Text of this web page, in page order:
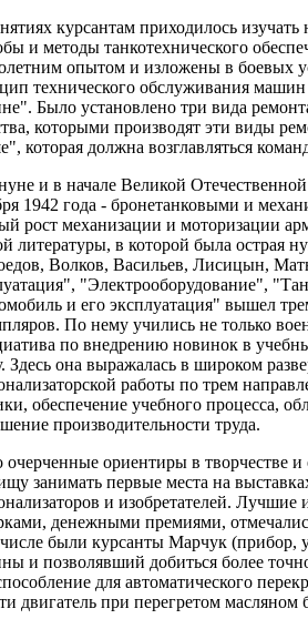
курсантам приходилось
и методы танкотехнического
опытом и изложены в боевых
технического обслуживания
Было установлено три вида
которыми производят эти виды
которая должна возглавляться
и в начале Великой
1942 года - бронетанковыми и
рост механизации и моторизации
литературы, в которой была острая
Волков, Васильев, Лисицын,
"Электрооборудование",
и его эксплуатация" вышел
По нему учились не только
по внедрению новинок в
Здесь она выражалась в широком
работы по трем
обеспечение учебного процесса,
производительности труда.
очерченные ориентиры в творчестве
занимать первые места на
и изобретателей.
денежными премиями,
были курсанты Марчук (прибор,
и позволявший добиться более
для автоматического
двигатель при перегретом масляном